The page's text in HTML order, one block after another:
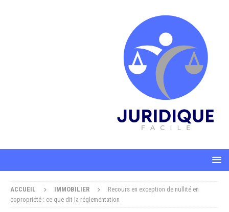
ACCUEIL IMMOBILIER
Recours en exception de nullité en
copropriété : ce que dit la réglementation